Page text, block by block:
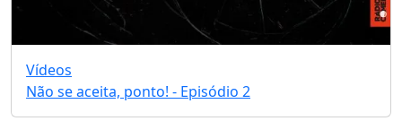
Vídeos
Não se aceita, ponto! - Episódio 2